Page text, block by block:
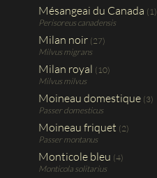
Mésangeai du Canada (1)
Perisoreus canadensis
Milan noir (27)
Milvus migrans
Milan royal (10)
Milvus milvus
Moineau domestique (3)
Passer domesticus
Moineau friquet (2)
Passer montanus
Monticole bleu (4)
Monticola solitarius